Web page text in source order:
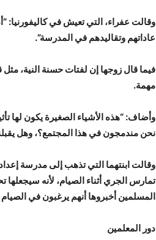
وقالت عفراء، التي تعيش في كاليفورنيا:
عاداتهم وتقاليدهم في المدرسة”.
فيما قال زوجها إن لفتات حسنة النية،
مهمة.
وأضاف: “هذه الأشياء الصغيرة يكون لها
نحن مندمجون في هذا المجتمع؟، وهل
وقالت ابنتهما التي تذهب إلى مدرسة
تمارس الجري أثناء الصيام، لأنه
المسلمين أخبروها أنهم يرغبون في
دور المعلمين